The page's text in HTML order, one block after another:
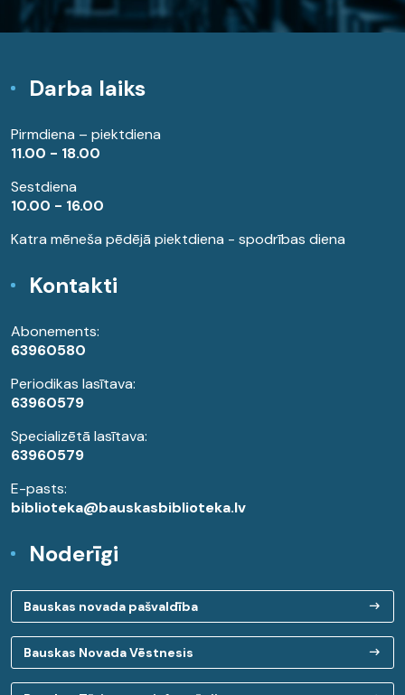
Darba laiks
Pirmdiena – piektdiena
11.00 - 18.00
Sestdiena
10.00 - 16.00
Katra mēneša pēdējā piektdiena - spodrības diena
Kontakti
Abonements:
63960580
Periodikas lasītava:
63960579
Specializētā lasītava:
63960579
E-pasts:
biblioteka@bauskasbiblioteka.lv
Noderīgi
Bauskas novada pašvaldība
Bauskas Novada Vēstnesis